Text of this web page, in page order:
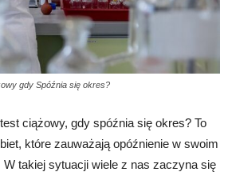
gdy Spóźnia się okres?
ciążowy, gdy spóźnia się okres? To
które zauważają opóźnienie w swoim
takiej sytuacji wiele z nas zaczyna się